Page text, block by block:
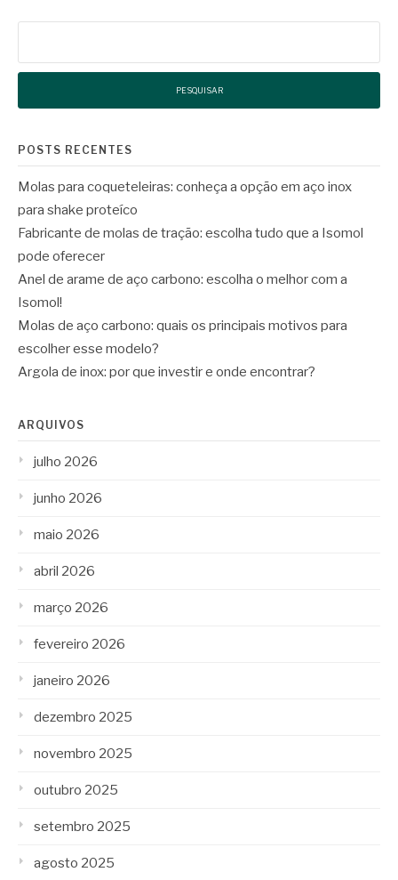
POSTS RECENTES
Molas para coqueteleiras: conheça a opção em aço inox
para shake proteíco
Fabricante de molas de tração: escolha tudo que a Isomol
pode oferecer
Anel de arame de aço carbono: escolha o melhor com a
Isomol!
Molas de aço carbono: quais os principais motivos para
escolher esse modelo?
Argola de inox: por que investir e onde encontrar?
ARQUIVOS
julho 2026
junho 2026
maio 2026
abril 2026
março 2026
fevereiro 2026
janeiro 2026
dezembro 2025
novembro 2025
outubro 2025
setembro 2025
agosto 2025